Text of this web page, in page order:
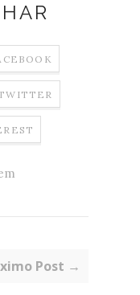
Post →